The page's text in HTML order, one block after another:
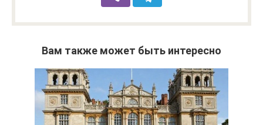
Вам также может быть интересно